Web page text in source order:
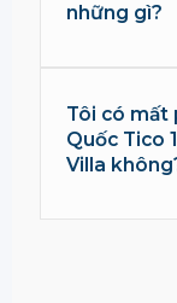
những gì?
Tôi có mất
Quốc Tico
Villa